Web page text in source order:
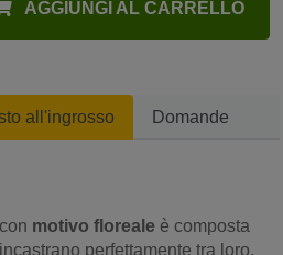
AGGIUNGI AL CARRELLO
all'ingrosso Domande
con motivo floreale è composta
perfettamente tra loro.